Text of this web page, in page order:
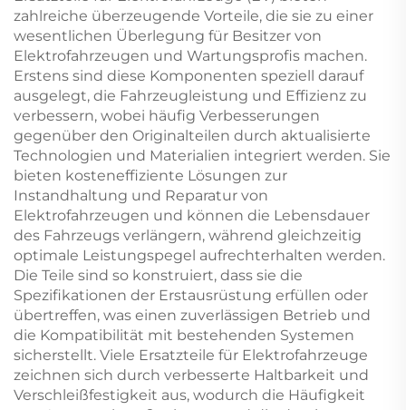
zahlreiche überzeugende Vorteile, die sie zu einer
wesentlichen Überlegung für Besitzer von
Elektrofahrzeugen und Wartungsprofis machen.
Erstens sind diese Komponenten speziell darauf
ausgelegt, die Fahrzeugleistung und Effizienz zu
verbessern, wobei häufig Verbesserungen
gegenüber den Originalteilen durch aktualisierte
Technologien und Materialien integriert werden. Sie
bieten kosteneffiziente Lösungen zur
Instandhaltung und Reparatur von
Elektrofahrzeugen und können die Lebensdauer
des Fahrzeugs verlängern, während gleichzeitig
optimale Leistungspegel aufrechterhalten werden.
Die Teile sind so konstruiert, dass sie die
Spezifikationen der Erstausrüstung erfüllen oder
übertreffen, was einen zuverlässigen Betrieb und
die Kompatibilität mit bestehenden Systemen
sicherstellt. Viele Ersatzteile für Elektrofahrzeuge
zeichnen sich durch verbesserte Haltbarkeit und
Verschleißfestigkeit aus, wodurch die Häufigkeit